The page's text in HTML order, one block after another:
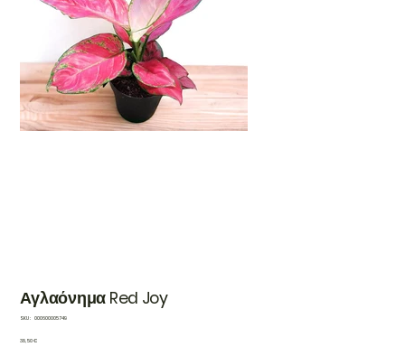
Αγλαόνημα Red Joy
SKU: SKU
000600005749
Τιμή
38,50 €